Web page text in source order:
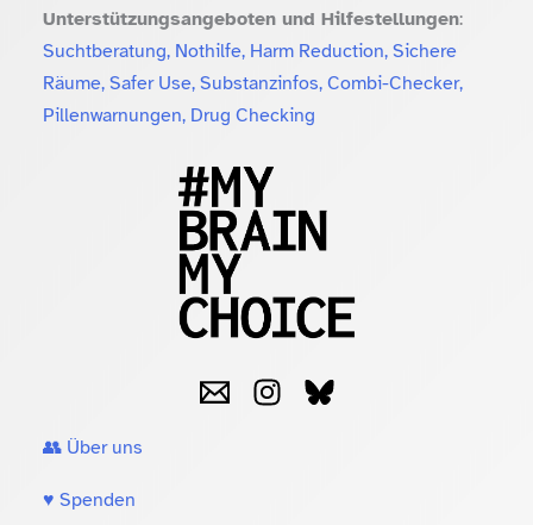
Unterstützungsangeboten und Hilfestellungen:
Suchtberatung, Nothilfe, Harm Reduction, Sichere
Räume, Safer Use, Substanzinfos, Combi-Checker,
Pillenwarnungen, Drug Checking
👥 Über uns
♥️ Spenden